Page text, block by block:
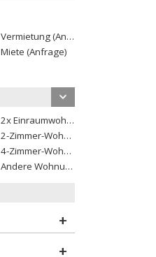
Vermietung (Angebot)
Miete (Anfrage)
2x Einraumwohnung
2-Zimmer-Wohnung
4-Zimmer-Wohnung
Andere Wohnung